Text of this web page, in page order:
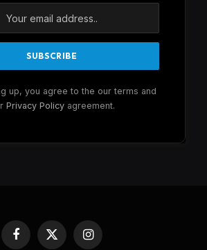
up, you agree to the our terms and
Privacy Policyagreement.
Facebook
X
Instagram